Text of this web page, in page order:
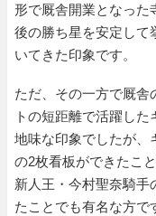
形で厩舎開業となった
後の勝ち星を安定して
いてきた印象です。
ただ、その一方で厩舎
トの短距離で活躍し
地味な印象でしたが、
の2枚看板ができたこ
新人王・今村聖奈騎手
たことでも有名な方で